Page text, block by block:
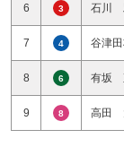
6 3 石川
7 4 谷津
8 6 有坂
9 8 高田